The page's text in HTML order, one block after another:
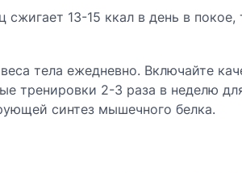
13-15 ккал в день в покое,
тела ежедневно. Включайте
тренировки 2-3 раза в неделю
синтез мышечного белка.